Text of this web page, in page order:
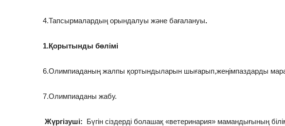
4.Тапсырмалардың орындалуы және бағалануы.
1.Қорытынды бөлімі
6.Олимпиаданың жалпы қортындыларын шығарып,жеңімпаздарды
7.Олимпиаданы жабу.
Жүргізуші: Бүгін сіздерді болашақ «ветеринария» мамандығының